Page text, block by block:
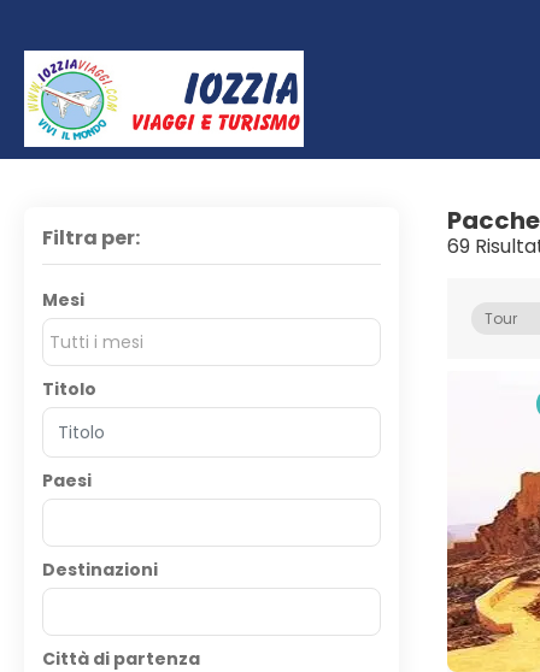
Filtra per:
Mesi
Tutti i mesi
Titolo
Paesi
Destinazioni
Città di partenza
69
Tour